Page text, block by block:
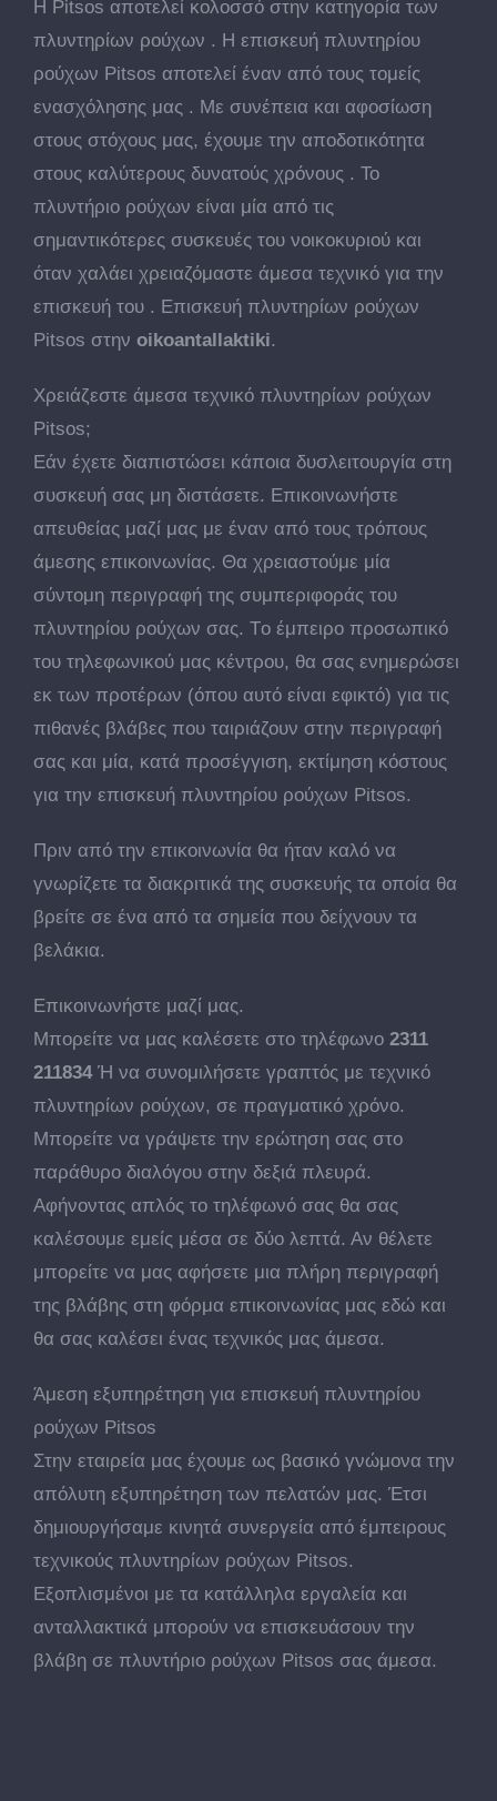
Η Pitsos αποτελεί κολοσσό στην κατηγορία των
πλυντηρίων ρούχων . Η επισκευή πλυντηρίου
ρούχων Pitsos αποτελεί έναν από τους τομείς
ενασχόλησης μας . Με συνέπεια και αφοσίωση
στους στόχους μας, έχουμε την αποδοτικότητα
στους καλύτερους δυνατούς χρόνους . Το
πλυντήριο ρούχων είναι μία από τις
σημαντικότερες συσκευές του νοικοκυριού και
όταν χαλάει χρειαζόμαστε άμεσα τεχνικό για την
επισκευή του . Επισκευή πλυντηρίων ρούχων
Pitsos στην oikoantallaktiki.
Χρειάζεστε άμεσα τεχνικό πλυντηρίων ρούχων
Pitsos;
Εάν έχετε διαπιστώσει κάποια δυσλειτουργία στη
συσκευή σας μη διστάσετε. Επικοινωνήστε
απευθείας μαζί μας με έναν από τους τρόπους
άμεσης επικοινωνίας. Θα χρειαστούμε μία
σύντομη περιγραφή της συμπεριφοράς του
πλυντηρίου ρούχων σας. Tο έμπειρο προσωπικό
του τηλεφωνικού μας κέντρου, θα σας ενημερώσει
εκ των προτέρων (όπου αυτό είναι εφικτό) για τις
πιθανές βλάβες που ταιριάζουν στην περιγραφή
σας και μία, κατά προσέγγιση, εκτίμηση κόστους
για την επισκευή πλυντηρίου ρούχων Pitsos.
Πριν από την επικοινωνία θα ήταν καλό να
γνωρίζετε τα διακριτικά της συσκευής τα οποία θα
βρείτε σε ένα από τα σημεία που δείχνουν τα
βελάκια.
Επικοινωνήστε μαζί μας.
Μπορείτε να μας καλέσετε στο τηλέφωνο 2311
211834Ή να συνομιλήσετε γραπτός με τεχνικό
πλυντηρίων ρούχων, σε πραγματικό χρόνο.
Μπορείτε να γράψετε την ερώτηση σας στο
παράθυρο διαλόγου στην δεξιά πλευρά.
Αφήνοντας απλός το τηλέφωνό σας θα σας
καλέσουμε εμείς μέσα σε δύο λεπτά. Αν θέλετε
μπορείτε να μας αφήσετε μια πλήρη περιγραφή
της βλάβης στη φόρμα επικοινωνίας μας εδώ και
θα σας καλέσει ένας τεχνικός μας άμεσα.
Άμεση εξυπηρέτηση για επισκευή πλυντηρίου
ρούχων Pitsos
Στην εταιρεία μας έχουμε ως βασικό γνώμονα την
απόλυτη εξυπηρέτηση των πελατών μας. Έτσι
δημιουργήσαμε κινητά συνεργεία από έμπειρους
τεχνικούς πλυντηρίων ρούχων Pitsos.
Εξοπλισμένοι με τα κατάλληλα εργαλεία και
ανταλλακτικά μπορούν να επισκευάσουν την
βλάβη σε πλυντήριο ρούχων Pitsos σας άμεσα.